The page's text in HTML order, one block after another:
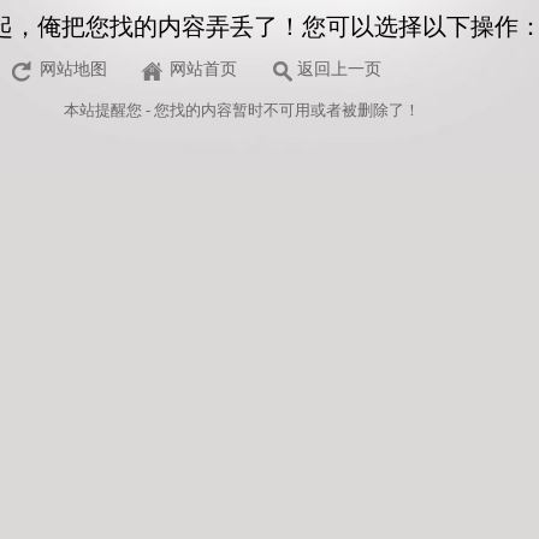
，俺把您找的内容弄丢了！您可以选择以下操作
网站地图 网站首页 返回上一页
本站提醒您 - 您找的内容暂时不可用或者被删除了！